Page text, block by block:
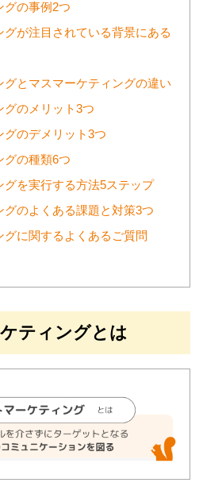
グの事例2つ
が注目されている背景にある
グとマスマーケティングの違い
グのメリット3つ
グのデメリット3つ
グの種類6つ
グを実行する方法5ステップ
グのよくある課題と対策3つ
に関するよくあるご質問
ティングとは